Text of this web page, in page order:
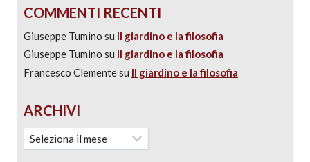
COMMENTI RECENTI
Giuseppe Tumino su Il giardino e la filosofia
Giuseppe Tumino su Il giardino e la filosofia
Francesco Clementesu Il giardino e la filosofia
ARCHIVI